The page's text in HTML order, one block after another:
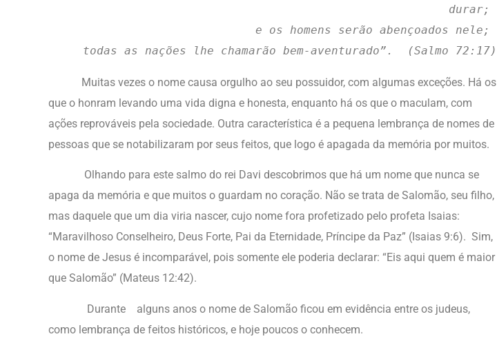
durar;
e os homens serão abençoados nele;
todas as nações lhe chamarão bem-aventurado”.  (Salmo 72:17)
Muitas vezes o nome causa orgulho ao seu possuidor, com algumas exceções. Há os
que o honram levando uma vida digna e honesta, enquanto há os que o maculam, com
ações reprováveis pela sociedade. Outra característica é a pequena lembrança de nomes de
pessoas que se notabilizaram por seus feitos, que logo é apagada da memória por muitos.
Olhando para este salmo do rei Davi descobrimos que há um nome que nunca se
apaga da memória e que muitos o guardam no coração. Não se trata de Salomão, seu filho,
mas daquele que um dia viria nascer, cujo nome fora profetizado pelo profeta Isaias:
“Maravilhoso Conselheiro, Deus Forte, Pai da Eternidade, Príncipe da Paz” (Isaias 9:6). Sim,
o nome de Jesus é incomparável, pois somente ele poderia declarar: “Eis aqui quem é maior
que Salomão” (Mateus 12:42).
Durante alguns anos o nome de Salomão ficou em evidência entre os judeus,
como lembrança de feitos históricos, e hoje poucos o conhecem.